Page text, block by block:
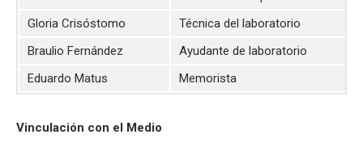
Gloria Crisóstomo
Técnica del laboratorio
Braulio Fernández
Ayudante de laboratorio
Eduardo Matus
Memorista
Vinculación con el Medio